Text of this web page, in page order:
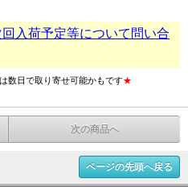
入荷予定等について問い合
数日で取り寄せ可能かもです★
次の商品へ
ページの先頭へ戻る